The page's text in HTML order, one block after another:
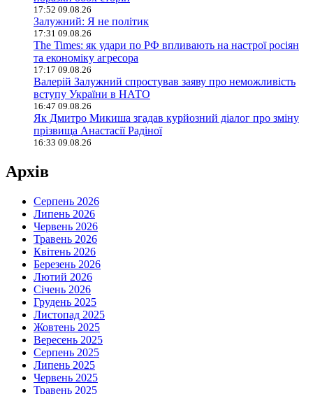
17:52 09.08.26
Залужний: Я не політик
17:31 09.08.26
The Times: як удари по РФ впливають на настрої росіян
та економіку агресора
17:17 09.08.26
Валерій Залужний спростував заяву про неможливість
вступу України в НАТО
16:47 09.08.26
Як Дмитро Микиша згадав курйозний діалог про зміну
прізвища Анастасії Радіної
16:33 09.08.26
Архів
Серпень 2026
Липень 2026
Червень 2026
Травень 2026
Квітень 2026
Березень 2026
Лютий 2026
Січень 2026
Грудень 2025
Листопад 2025
Жовтень 2025
Вересень 2025
Серпень 2025
Липень 2025
Червень 2025
Травень 2025